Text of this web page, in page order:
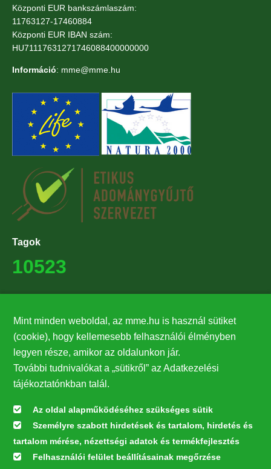
Központi EUR bankszámlaszám:
11763127-17460884
Központi EUR IBAN szám:
HU71117631271746088400000000
Információ: mme@mme.hu
Tagok
10523
27224
Hírlevél feliratkozás
Értesüljön elsőként legfrissebb híreinkről, eseményeinkről!
Feliratkozás
Mint minden weboldal, az mme.hu is használ sütiket
(cookie), hogy kellemesebb felhasználói élményben
legyen része, amikor az oldalunkon jár.
További tudnivalókat a „sütikről” az Adatkezelési
tájékoztatónkban talál.
Az oldal alapműködéséhez szükséges sütik
Személyre szabott hirdetések és tartalom, hirdetés és
tartalom mérése, nézettségi adatok és termékfejlesztés
Felhasználói felület beállításainak megőrzése